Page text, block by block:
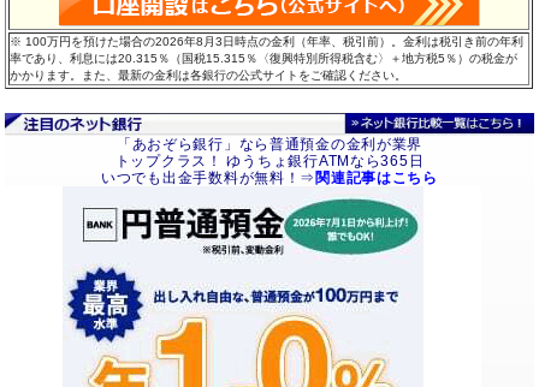
※ 100万円を預けた場合の2026年8月3日時点の金利（年率、税引前）。金利は税引き前の年利
率であり、利息には20.315％（国税15.315％〈復興特別所得税含む〉＋地方税5％）の税金が
かかります。また、最新の金利は各銀行の公式サイトをご確認ください。
「あおぞら銀行」なら普通預金の金利が業界
トップクラス！ ゆうちょ銀行ATMなら365日
いつでも出金手数料が無料！⇒ 関連記事はこちら